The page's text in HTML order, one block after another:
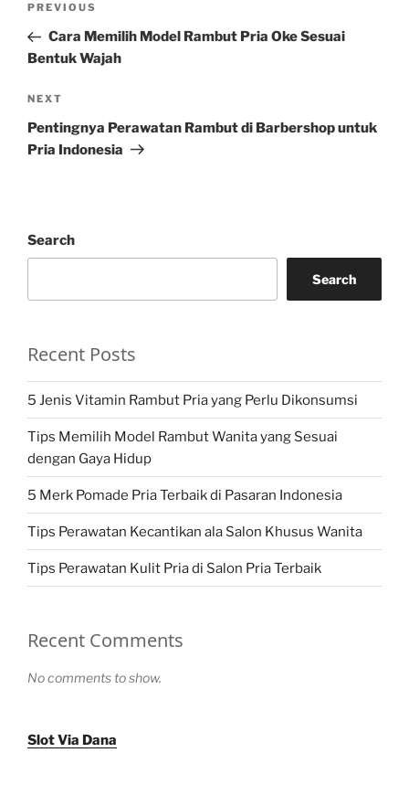
Previous
Post
PREVIOUS
Cara Memilih Model Rambut Pria Oke Sesuai
Bentuk Wajah
Next
Post
NEXT
Pentingnya Perawatan Rambut di Barbershop untuk
Pria Indonesia
Search
Search
Recent Posts
5 Jenis Vitamin Rambut Pria yang Perlu Dikonsumsi
Tips Memilih Model Rambut Wanita yang Sesuai
dengan Gaya Hidup
5 Merk Pomade Pria Terbaik di Pasaran Indonesia
Tips Perawatan Kecantikan ala Salon Khusus Wanita
Tips Perawatan Kulit Pria di Salon Pria Terbaik
Recent Comments
No comments to show.
Slot Via Dana